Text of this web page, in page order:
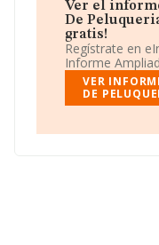
jurídica de Sociedad
Ver el
De
gratis!
Regístrate en
Informe
VER
DE